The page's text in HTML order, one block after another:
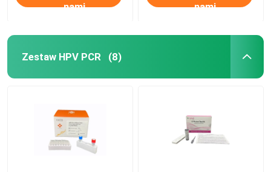
nami nami
Zestaw HPV PCR (8)